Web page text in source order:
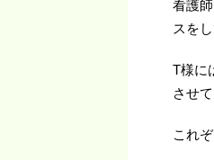
看護
スを
T様に
させ
これ